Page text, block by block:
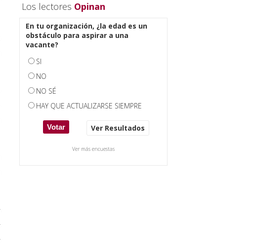
Los lectores Opinan
En tu organización, ¿la edad es un
obstáculo para aspirar a una
vacante?
SI
NO
NO SÉ
HAY QUE ACTUALIZARSE SIEMPRE
Ver Resultados
Ver más encuestas